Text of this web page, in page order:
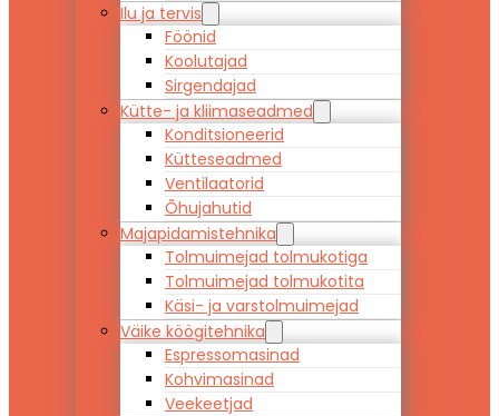
Ilu ja tervis
Föönid
Koolutajad
Sirgendajad
Kütte- ja kliimaseadmed
Konditsioneerid
Kütteseadmed
Ventilaatorid
Õhujahutid
Majapidamistehnika
Tolmuimejad tolmukotiga
Tolmuimejad tolmukotita
Käsi- ja varstolmuimejad
Väike köögitehnika
Espressomasinad
Kohvimasinad
Veekeetjad